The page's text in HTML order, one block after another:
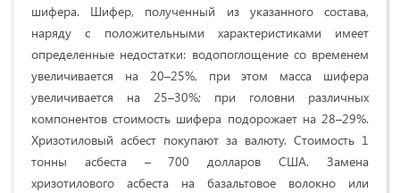
шифера. Шифер, полученный из указанного состава,
наряду с положительными характеристиками имеет
определенные недостатки: водопоглощение со временем
увеличивается на 20–25%, при этом масса шифера
увеличивается на 25–30%; при головни различных
компонентов стоимость шифера подорожает на 28–29%.
Хризотиловый асбест покупают за валюту. Стоимость 1
тонны асбеста – 700 долларов США. Замена
хризотилового асбеста на базальтовое волокно или